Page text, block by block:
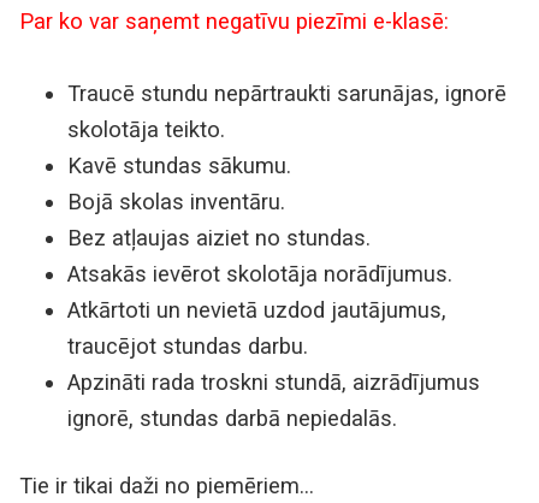
Par ko var saņemt negatīvu piezīmi e-klasē:
Traucē stundu nepārtraukti sarunājas, ignorē
skolotāja teikto.
Kavē stundas sākumu.
Bojā skolas inventāru.
Bez atļaujas aiziet no stundas.
Atsakās ievērot skolotāja norādījumus.
Atkārtoti un nevietā uzdod jautājumus,
traucējot stundas darbu.
Apzināti rada troskni stundā, aizrādījumus
ignorē, stundas darbā nepiedalās.
Tie ir tikai daži no piemēriem…